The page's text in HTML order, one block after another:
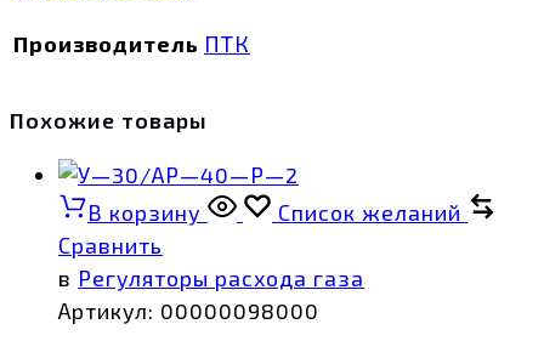
Производитель ПТК
Похожие товары
В корзину
Список желаний
Сравнить
в Регуляторы расхода газа
Артикул: 00000098000